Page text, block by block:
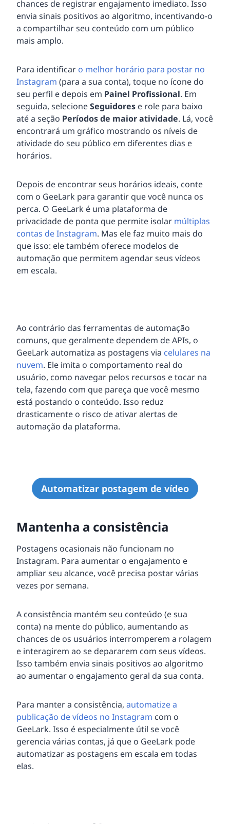
chances de registrar engajamento imediato. Isso
envia sinais positivos ao algoritmo, incentivando-o
a compartilhar seu conteúdo com um público
mais amplo.
Para identificar o melhor horário para postar no
Instagram (para a sua conta), toque no ícone do
seu perfil e depois em Painel Profissional. Em
seguida, selecioneSeguidores e role para baixo
até a seção Períodos de maior atividade. Lá, você
encontrará um gráfico mostrando os níveis de
atividade do seu público em diferentes dias e
horários.
Depois de encontrar seus horários ideais, conte
com o GeeLark para garantir que você nunca os
perca. O GeeLark é uma plataforma de
privacidade de ponta que permite isolar múltiplas
contas de Instagram. Mas ele faz muito mais do
que isso: ele também oferece modelos de
automação que permitem agendar seus vídeos
em escala.
Ao contrário das ferramentas de automação
comuns, que geralmente dependem de APIs, o
GeeLark automatiza as postagens via celulares na
nuvem. Ele imita o comportamento real do
usuário, como navegar pelos recursos e tocar na
tela, fazendo com que pareça que você mesmo
está postando o conteúdo. Isso reduz
drasticamente o risco de ativar alertas de
automação da plataforma.
Automatizar postagem de vídeo
Mantenha a consistência
Postagens ocasionais não funcionam no
Instagram. Para aumentar o engajamento e
ampliar seu alcance, você precisa postar várias
vezes por semana.
A consistência mantém seu conteúdo (e sua
conta) na mente do público, aumentando as
chances de os usuários interromperem a rolagem
e interagirem ao se depararem com seus vídeos.
Isso também envia sinais positivos ao algoritmo
ao aumentar o engajamento geral da sua conta.
Para manter a consistência, automatize a
publicação de vídeos no Instagram com o
GeeLark. Isso é especialmente útil se você
gerencia várias contas, já que o GeeLark pode
automatizar as postagens em escala em todas
elas.